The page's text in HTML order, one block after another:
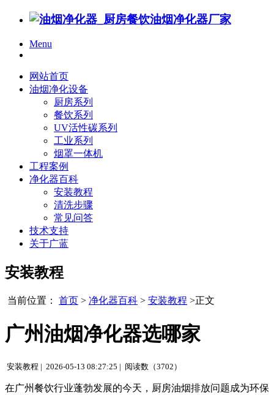
Menu
网站首页
油烟净化设备
厨房系列
餐饮系列
UV活性碳系列
工业系列
烟罩一体机
工程案例
净化器百科
安装教程
清洗步骤
常见问答
技术支持
关于广蓝
安装教程
当前位置： 首页 > 净化器百科 > 安装教程 >正文
广州油烟净化器选哪家
安装教程 | 2026-05-13 08:27:25 | 阅读数（3702）
在广州餐饮行业蓬勃发展的今天，厨房油烟排放问题成为环保